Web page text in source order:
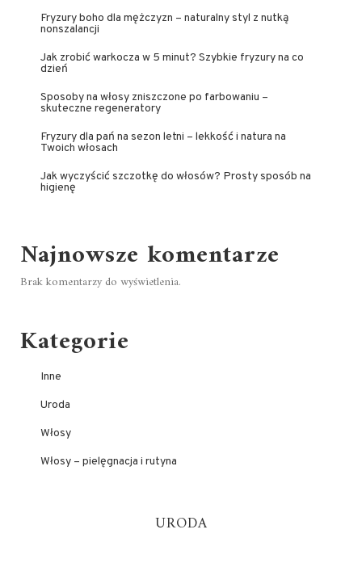
Fryzury boho dla mężczyzn – naturalny styl z nutką
nonszalancji
Jak zrobić warkocza w 5 minut? Szybkie fryzury na co
dzień
Sposoby na włosy zniszczone po farbowaniu –
skuteczne regeneratory
Fryzury dla pań na sezon letni – lekkość i natura na
Twoich włosach
Jak wyczyścić szczotkę do włosów? Prosty sposób na
higienę
Najnowsze komentarze
Brak komentarzy do wyświetlenia.
Kategorie
Inne
Uroda
Włosy
Włosy – pielęgnacja i rutyna
URODA